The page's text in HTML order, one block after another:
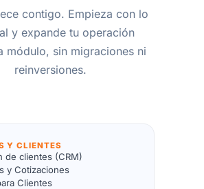
contigo. Empieza con lo
y expande tu operación
módulo, sin migraciones ni
reinversiones.
Y CLIENTES
de clientes (CRM)
y Cotizaciones
Clientes